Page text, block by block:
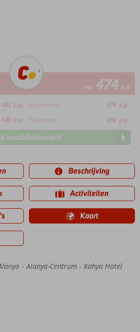
va 474 p.p.
483 p.p. September 474 p.p.
449 p.p. November 356 p.p.
beschikbaarheid
Beschrijving
Activiteiten
Kaart
Alanya-Centrum
Kahya Hotel